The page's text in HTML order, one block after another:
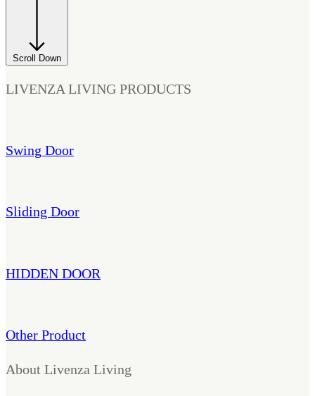
Scroll Down
LIVENZA LIVING PRODUCTS
Swing Door
Sliding Door
HIDDEN DOOR
Other Product
About Livenza Living